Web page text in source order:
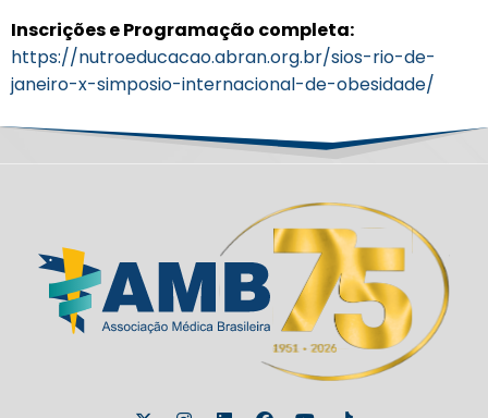
Inscrições e Programação completa:
https://nutroeducacao.abran.org.br/sios-rio-de-
janeiro-x-simposio-internacional-de-obesidade/